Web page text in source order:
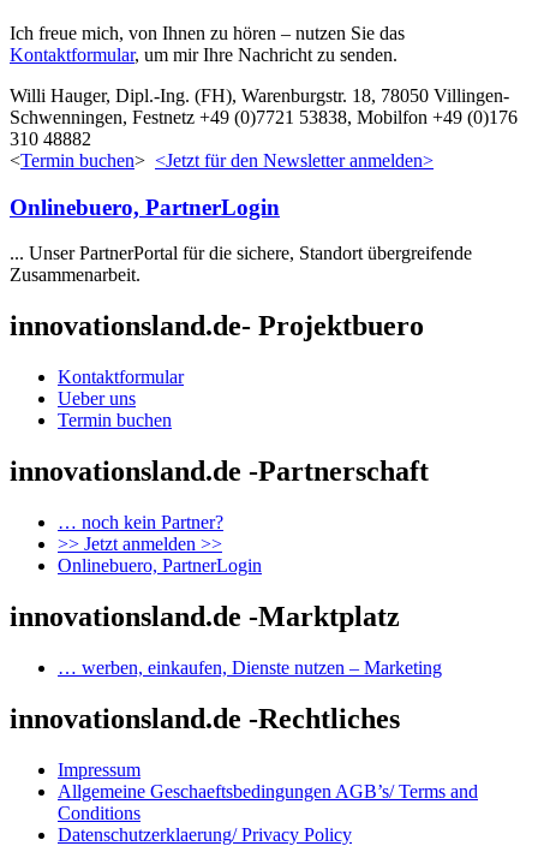
Ich freue mich, von Ihnen zu hören – nutzen Sie das
Kontaktformular, um mir Ihre Nachricht zu senden.
Willi Hauger, Dipl.-Ing. (FH), Warenburgstr. 18, 78050 Villingen-
Schwenningen, Festnetz +49 (0)7721 53838, Mobilfon +49 (0)176
310 48882
<Termin buchen> <Jetzt für den Newsletter anmelden>
Onlinebuero, PartnerLogin
... Unser PartnerPortal für die sichere, Standort übergreifende
Zusammenarbeit.
innovationsland.de- Projektbuero
Kontaktformular
Ueber uns
Termin buchen
innovationsland.de -Partnerschaft
… noch kein Partner?
>> Jetzt anmelden >>
Onlinebuero, PartnerLogin
innovationsland.de -Marktplatz
… werben, einkaufen, Dienste nutzen – Marketing
innovationsland.de -Rechtliches
Impressum
Allgemeine Geschaeftsbedingungen AGB’s/ Terms and
Conditions
Datenschutzerklaerung/ Privacy Policy